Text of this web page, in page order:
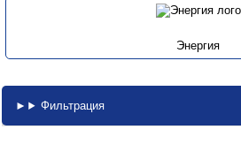
Энергия
Фильтрация